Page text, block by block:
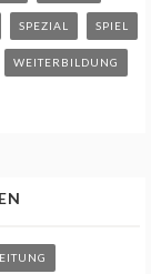
SPEZIAL SPIEL
WEITERBILDUNG